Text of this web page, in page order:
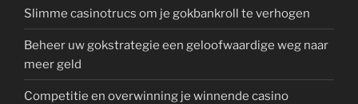
Slimme casinotrucs om je gokbankroll te verhogen
Beheer uw gokstrategie een geloofwaardige weg naar
meer geld
Competitie en overwinning je winnende casino